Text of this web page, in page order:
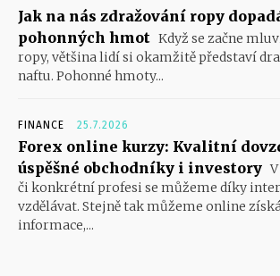
Jak na nás zdražování ropy
pohonných hmot Když se začne
ropy, většina lidí si okamžitě představí
naftu. Pohonné hmoty...
FINANCE 25.7.2026
Forex online kurzy: Kvalitní
úspěšné obchodníky i investory
či konkrétní profesi se můžeme díky
vzdělávat. Stejně tak můžeme online
informace,...